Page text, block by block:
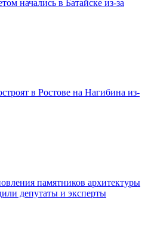
начались в Батайске из-за
в Ростове на Нагибина из-
памятников архитектуры
депутаты и эксперты